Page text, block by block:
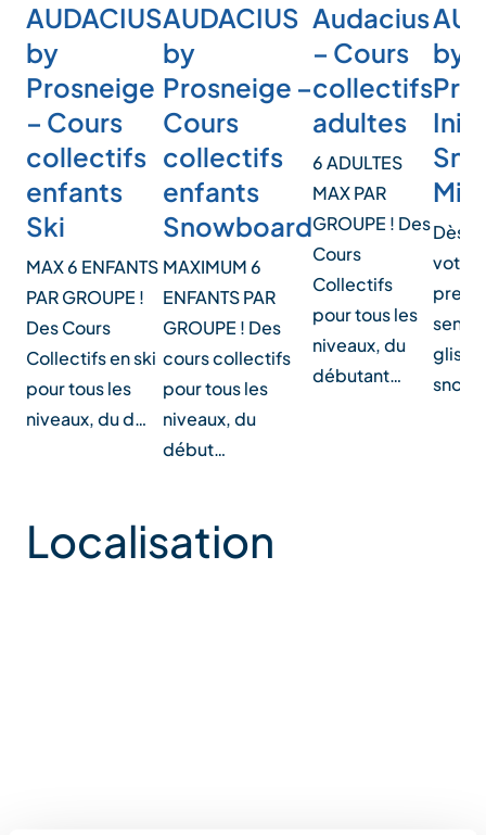
AUDACIUS
by
Prosneige
– Cours
collectifs
enfants
Ski
MAX 6 ENFANTS
PAR GROUPE !
Des Cours
Collectifs en ski
pour tous les
niveaux, du d…
AUDACIUS
by
Prosneige –
Cours
collectifs
enfants
Snowboard
MAXIMUM 6
ENFANTS PAR
GROUPE ! Des
cours collectifs
pour tous les
niveaux, du
début…
Audacius
– Cours
collectifs
adultes
6 ADULTES
MAX PAR
GROUPE ! Des
Cours
Collectifs
pour tous les
niveaux, du
débutant…
by
Dès 4
votre
glisse
Localisation